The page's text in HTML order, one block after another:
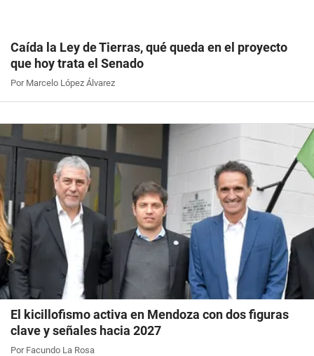
Caída la Ley de Tierras, qué queda en el proyecto
que hoy trata el Senado
Por Marcelo López Álvarez
El kicillofismo activa en Mendoza con dos figuras
clave y señales hacia 2027
Por Facundo La Rosa